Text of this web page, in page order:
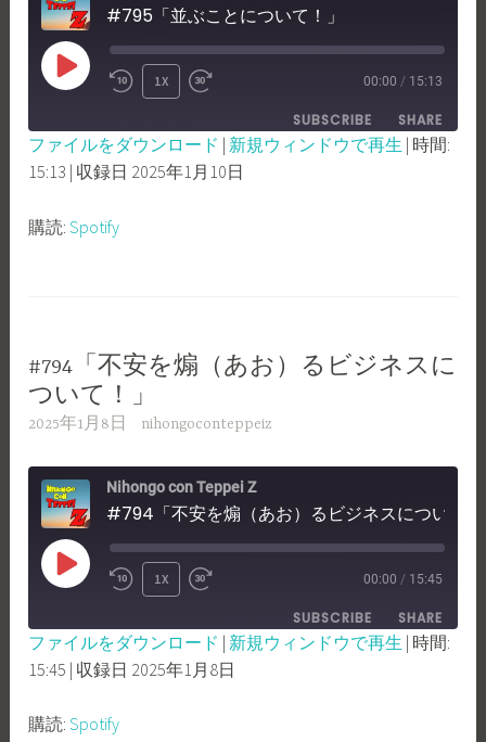
#795「並ぶことについて！」
PLAY
REWIND
10
SECONDS
1X
FAST
FORWARD
30
00:00 / 15:13
SUBSCRIBE SHARE
Spotify
RSS FEED
SHARE
LINK
ファイルをダウンロード | 新規ウィンドウで再生 | 時間:
15:13 | 収録日 2025年1月10日
購読:Spotify
#794「不安を煽（あお）るビジネスに
ついて！」
2025年1月8日 nihongoconteppeiz
Nihongo con Teppei Z
PLAY
REWIND
10
SECONDS
1X
FAST
FORWARD
30
00:00 / 15:45
SUBSCRIBE SHARE
Spotify
RSS FEED
SHARE
LINK
ファイルをダウンロード | 新規ウィンドウで再生 | 時間:
15:45 | 収録日 2025年1月8日
購読:Spotify